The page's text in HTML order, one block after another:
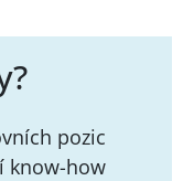
pozic
know-how